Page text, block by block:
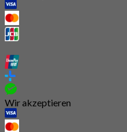
Wir akzeptieren